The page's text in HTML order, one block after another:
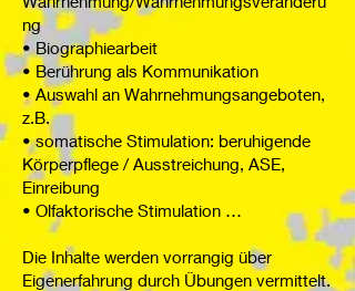
ng
• Biographiearbeit
• Berührung als Kommunikation
• Auswahl an Wahrnehmungsangeboten,
z.B.
• somatische Stimulation: beruhigende
Körperpflege / Ausstreichung, ASE,
Einreibung
• Olfaktorische Stimulation …
Die Inhalte werden vorrangig über
Eigenerfahrung durch Übungen vermittelt.